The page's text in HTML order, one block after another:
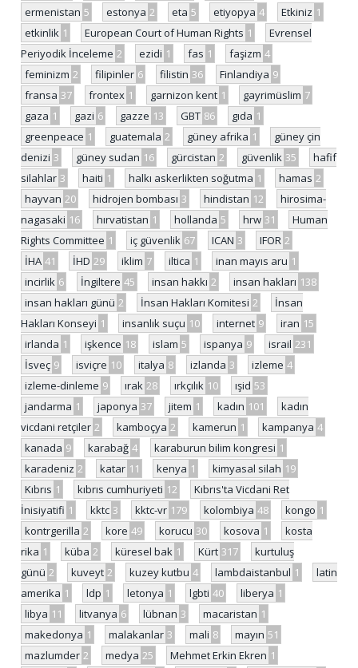
ermenistan 5 estonya 2 eta 5 etiyopya 4 Etkiniz 1
etkinlik 1 European Court of Human Rights 1
Evrensel
Periyodik İnceleme 2 ezidi 1 fas 1 faşizm 4
feminizm 2 filipinler 6 filistin 36 Finlandiya 9
fransa 37 frontex 1 garnizon kent 1 gayrimüslim 7
gaza 1 gazi 6 gazze 13 GBT 86 gıda 1
greenpeace 1 guatemala 2 güney afrika 1
güney çin
denizi 3 güney sudan 16 gürcistan 2 güvenlik 35
hafif
silahlar 3 haiti 1 halkı askerlikten soğutma 1 hamas 2
hayvan 20 hidrojen bombası 3 hindistan 12
hirosima-
nagasaki 16 hırvatistan 1 hollanda 5 hrw 31
Human
Rights Committee 1 iç güvenlik 67 ICAN 3 IFOR 2
İHA 41 İHD 29 iklim 7 iltica 1 inan mayıs aru 1
incirlik 6 İngiltere 45 insan hakkı 2 insan hakları 138
insan hakları günü 2 İnsan Hakları Komitesi 2
İnsan
Hakları Konseyi 1 insanlık suçu 10 internet 9 iran 15
irlanda 1 işkence 18 islam 5 ispanya 9 israil 231
İsveç 9 isviçre 10 italya 8 izlanda 3 izleme 4
izleme-dinleme 9 ırak 28 ırkçılık 10 ışid 53
jandarma 1 japonya 37 jitem 1 kadın 101
kadın
vicdani retçiler 2 kamboçya 2 kamerun 1 kampanya 4
kanada 9 karabağ 4 karaburun bilim kongresi 1
karadeniz 2 katar 11 kenya 1 kimyasal silah 19
Kıbrıs 1 kıbrıs cumhuriyeti 12
Kıbrıs'ta Vicdani Ret
İnisiyatifi 1 kktc 3 kktc-vr 179 kolombiya 48 kongo 1
kontrgerilla 2 kore 49 korucu 30 kosova 1
kosta
rika 1 küba 2 küresel bak 1 Kürt 317
kurtuluş
günü 2 kuveyt 2 kuzey kutbu 4 lambdaistanbul 1
latin
amerika 1 ldp 1 letonya 1 lgbti 40 liberya 1
libya 11 litvanya 6 lübnan 3 macaristan 1
makedonya 1 malakanlar 3 mali 8 mayın 51
mazlumder 2 medya 25 Mehmet Erkin Ekren 1